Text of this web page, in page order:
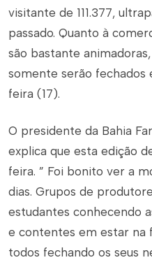
visitante de 111.377,
passado. Quanto à
são bastante
somente serão fechados
feira (17).
O presidente da Bahia
explica que esta edição
feira. ” Foi bonito ver a
dias. Grupos de
estudantes conhecendo
e contentes em estar na
todos fechando os seus